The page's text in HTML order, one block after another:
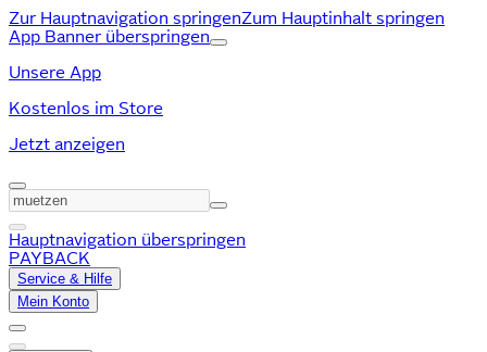
Zur Hauptnavigation springenZum Hauptinhalt springen
App Banner überspringen
Unsere App
Kostenlos im Store
Jetzt anzeigen
Hauptnavigation überspringen
PAYBACK
Service & Hilfe
Mein Konto